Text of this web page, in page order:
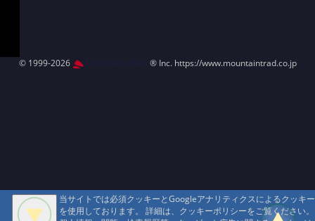
© 1999-2026 MountAin TRAD ® Inc. https://www.mountaintrad.co.jp
当サイトでは必須クッキーとGoogleアナリティクスによるクッキー
を使用しております。 詳細は、クッキーポリシーをご覧ください。